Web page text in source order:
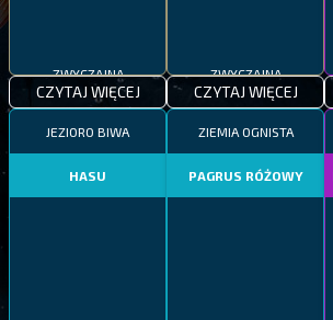
ZWYCZAJNA
CZYTAJ WIĘCEJ
ZWYCZAJNA
CZYTAJ WIĘCEJ
JEZIORO BIWA
HASU
ZIEMIA OGNISTA
PAGRUS RÓŻOWY